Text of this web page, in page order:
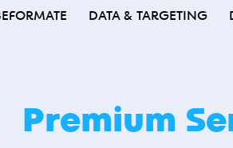
DATA & TARGETING
Premium